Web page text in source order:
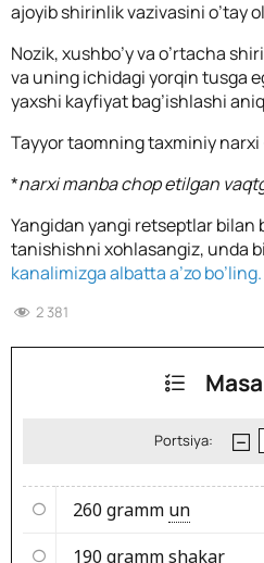
ajoyib shirinlik vazivasini o’tay
Nozik, xushbo’y va o’rtacha
va uning ichidagi yorqin tusga
yaxshi kayfiyat bag’ishlashi
Tayyor taomning taxminiy narxi
*narxi manba chop etilgan
Yangidan yangi retseptlar bilan
tanishishni xohlasangiz, unda
kanalimizga albatta a’zo bo’ling.
2 381
Portsiya:
260 gramm un
190 grammshakar